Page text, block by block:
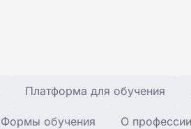
Платформа для обучения
Формы обучения О профессии